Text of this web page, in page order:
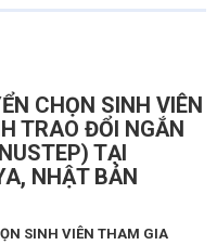
CHỌN SINH VIÊN
TRAO ĐỔI NGẮN
TẠI
NHẬT BẢN
SINH VIÊN THAM GIA